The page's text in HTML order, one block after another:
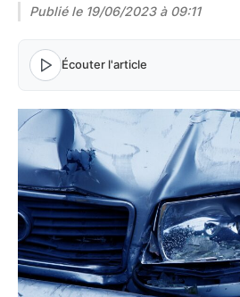
Publié le 19/06/2023 à 09:11
Écouter l'article